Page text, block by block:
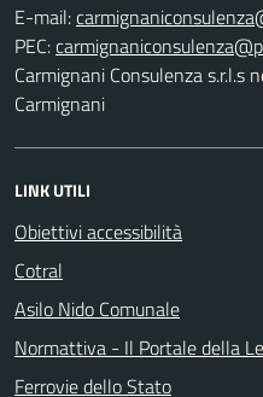
E-mail:
PEC:
Carmignani Consulenza s.r.l.s
Carmignani
LINK UTILI
Obiettivi accessibilità
Cotral
Asilo Nido Comunale
Normattiva - Il Portale della
Ferrovie dello Stato